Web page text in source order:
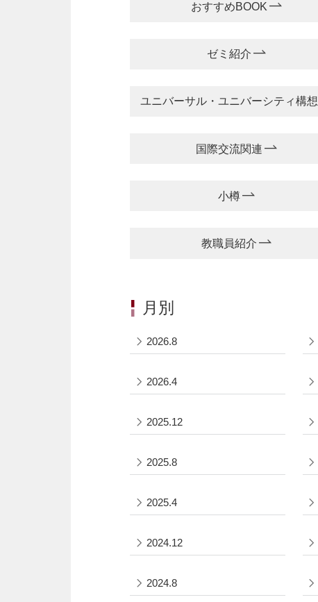
おすすめBOOK
ゼミ紹介
ユニバーサル・ユニバーシティ構想
国際交流関連
小樽
教職員紹介
月別
2026.8
2026.4
2025.12
2025.8
2025.4
2024.12
2024.8